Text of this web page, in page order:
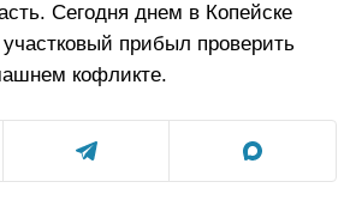
Сегодня днем в Копейске
прибыл проверить
кофликте.